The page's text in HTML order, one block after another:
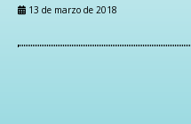
13 de marzo de 2018